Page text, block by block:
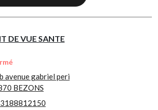
DE VUE SANTE
avenue gabriel peri
BEZONS